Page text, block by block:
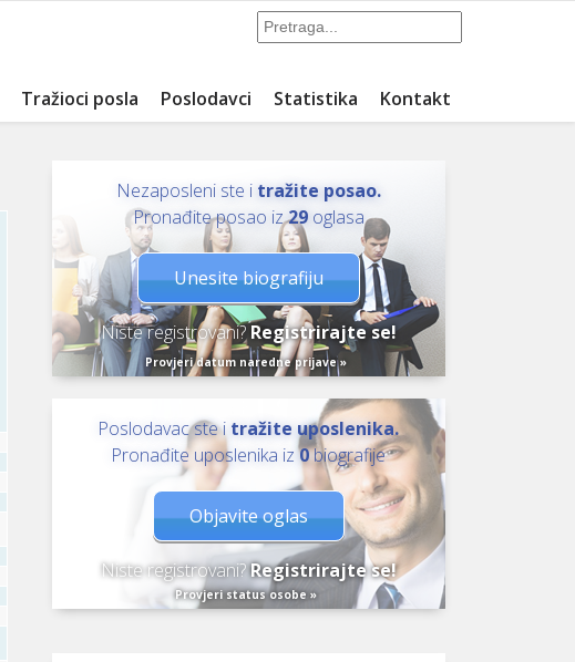
Tražioci posla Poslodavci Statistika Kontakt
Nezaposleni ste i tražite posao.
Pronađite posao iz29oglasa
Unesite biografiju
Niste registrovani? Registrirajte se!
Provjeri datum naredne prijave »
Poslodavac ste i tražite uposlenika.
Pronađite uposlenika iz0biografije
Objavite oglas
Niste registrovani?Registrirajte se!
Provjeri status osobe »